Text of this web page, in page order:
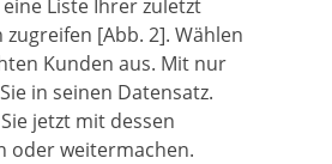
Liste Ihrer zuletzt
[Abb. 2]. Wählen
Kunden aus. Mit nur
in seinen Datensatz.
jetzt mit dessen
oder weitermachen.